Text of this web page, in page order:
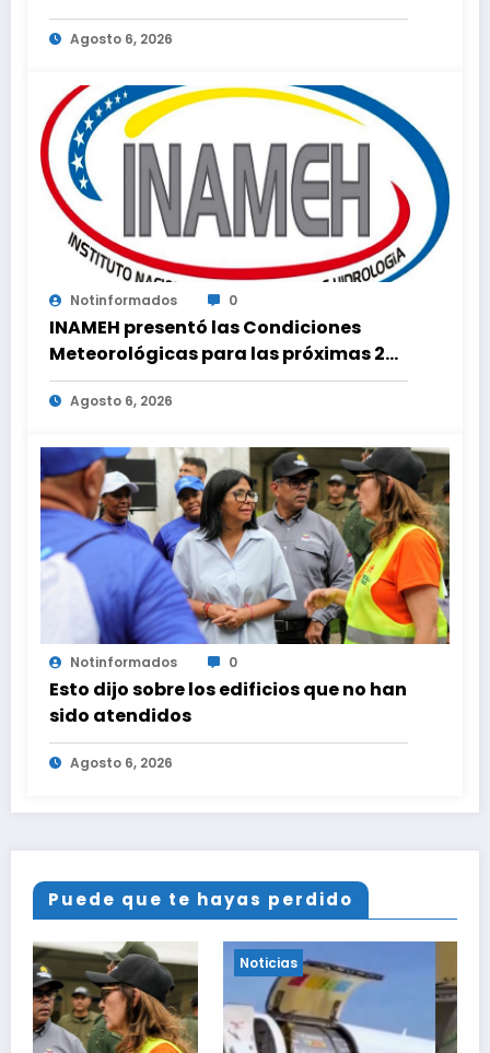
agricultura familiar
Agosto 6, 2026
Notinformados 0
INAMEH presentó las Condiciones
Meteorológicas para las próximas 24
horas, de este jueves 6 de agosto 2026
Agosto 6, 2026
Notinformados 0
Esto dijo sobre los edificios que no han
sido atendidos
Agosto 6, 2026
Puede que te hayas perdido
Noticias